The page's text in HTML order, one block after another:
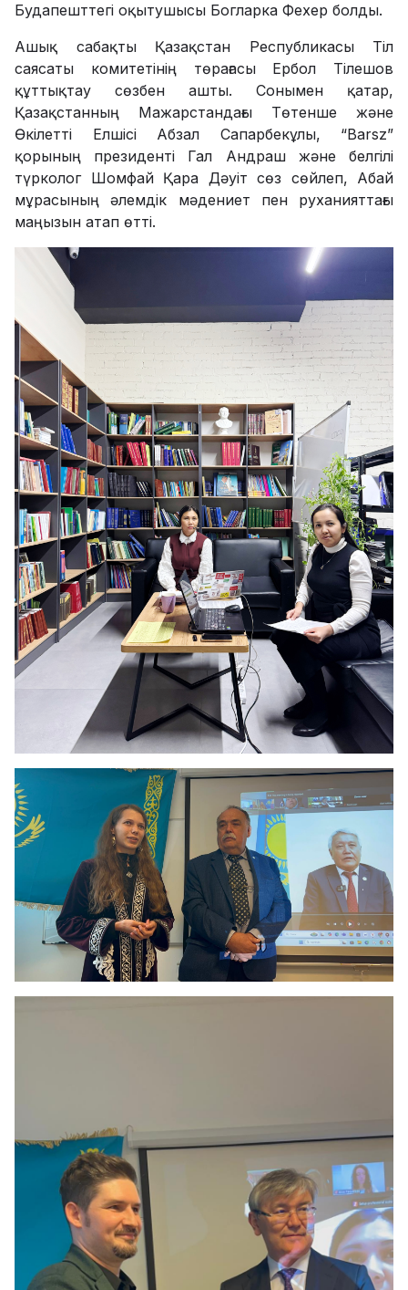
Будапешттегі оқытушысы Богларка Фехер болды.
Ашық сабақты Қазақстан Республикасы Тіл
саясаты комитетінің төрағасы Ербол Тілешов
құттықтау сөзбен ашты. Сонымен қатар,
Қазақстанның Мажарстандағы Төтенше және
Өкілетті Елшісі Абзал Сапарбекұлы, “Barsz”
қорының президенті Гал Андраш және белгілі
түрколог Шомфай Қара Дәуіт сөз сөйлеп, Абай
мұрасының әлемдік мәдениет пен руханияттағы
маңызын атап өтті.